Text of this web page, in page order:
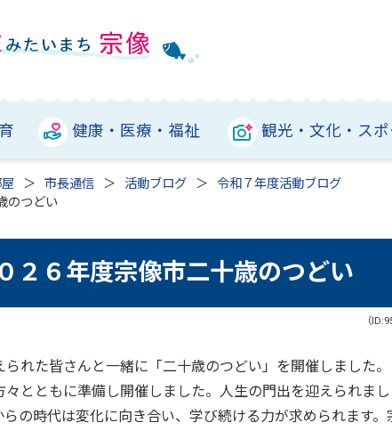
健康・医療・福祉 観光・文化・ス
市長通信 活動ブログ
令和７年度活動ブログ
のつどい
２６年度宗像市二十歳のつどい
（
れた皆さんと一緒に「二十歳のつどい」を開催しました。
々とともに準備し開催しました。人生の門出を迎えられま
の時代は変化に向き合い、学び続ける力が求められます。